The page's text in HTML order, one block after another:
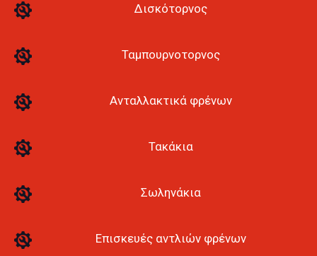
Δισκότορνος
Ταμπουρνοτορνος
Ανταλλακτικά φρένων
Τακάκια
Σωληνάκια
Επισκευές αντλιών φρένων